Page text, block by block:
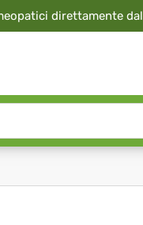
direttamente dal